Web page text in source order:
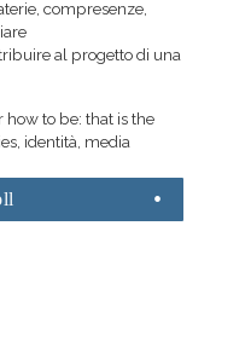
compresenze,
al progetto di una
how to be: that is the
identità, media